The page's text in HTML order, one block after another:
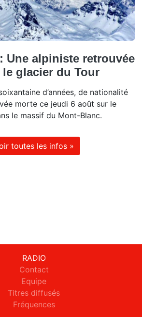
Une alpiniste retrouvée
glacier du Tour
d’années, de nationalité
morte ce jeudi 6 août sur le
le massif du Mont-Blanc.
toutes les infos »
RADIO
Contact
Equipe
Titres diffusés
Fréquences